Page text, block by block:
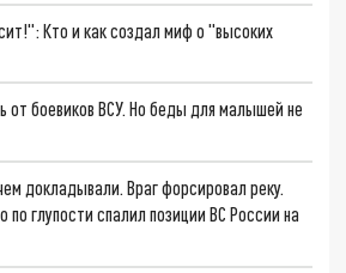
Кто и как создал миф о "высоких
от боевиков ВСУ. Но беды для малышей не
докладывали. Враг форсировал реку.
по глупости спалил позиции ВС России на